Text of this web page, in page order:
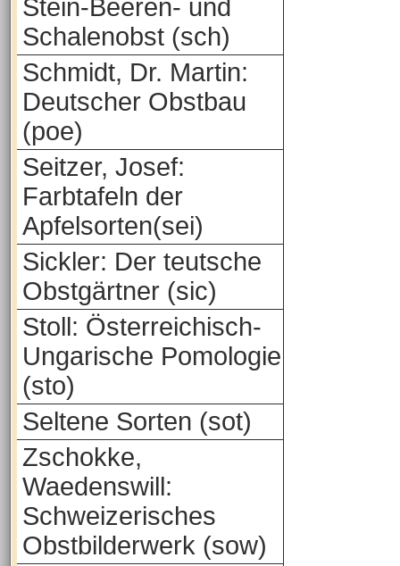
Stein-Beeren- und
Schalenobst (sch)
Schmidt, Dr. Martin:
Deutscher Obstbau
(poe)
Seitzer, Josef:
Farbtafeln der
Apfelsorten(sei)
Sickler: Der teutsche
Obstgärtner (sic)
Stoll: Österreichisch-
Ungarische Pomologie
(sto)
Seltene Sorten (sot)
Zschokke,
Waedenswill:
Schweizerisches
Obstbilderwerk (sow)